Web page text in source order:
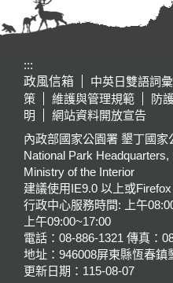
:::
政風信箱
中英日雙語詞彙
策
維護與管理規範 防
明
網站資料開放宣告
內政部國家公園署 墾丁國
National Park
Ministry of the Interior
建議使用IE9.0 以上或
行政中心服務時間: 上午
上午09:00~17:00
電話：08-886-1321 傳真：
地址：946008屏東縣恆春鎮
更新日期： 115-08-07